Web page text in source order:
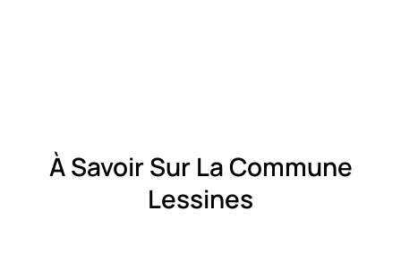
À Savoir Sur La Commune
Lessines